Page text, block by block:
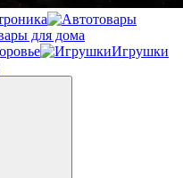
для дома
Игрушки